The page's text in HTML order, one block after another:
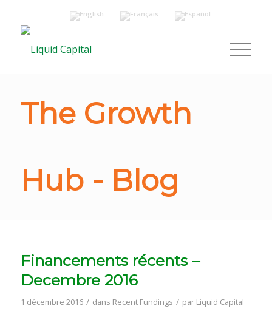
The Growth
Hub - Blog
Financements récents –
Decembre 2016
1 décembre 2016 / dans Recent Fundings / par Liquid Capital